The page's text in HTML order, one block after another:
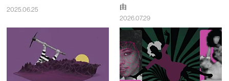
2025.06.25
由
2026.07.29